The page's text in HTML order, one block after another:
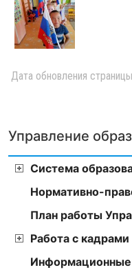
Управление
Система
Нормативно-
План работы
Работа с кадрами
Дата обновления